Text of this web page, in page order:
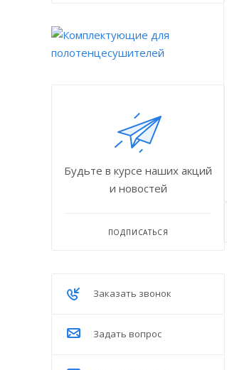
Будьте в курсе наших акций
и новостей
ПОДПИСАТЬСЯ
Заказать звонок
Задать вопрос